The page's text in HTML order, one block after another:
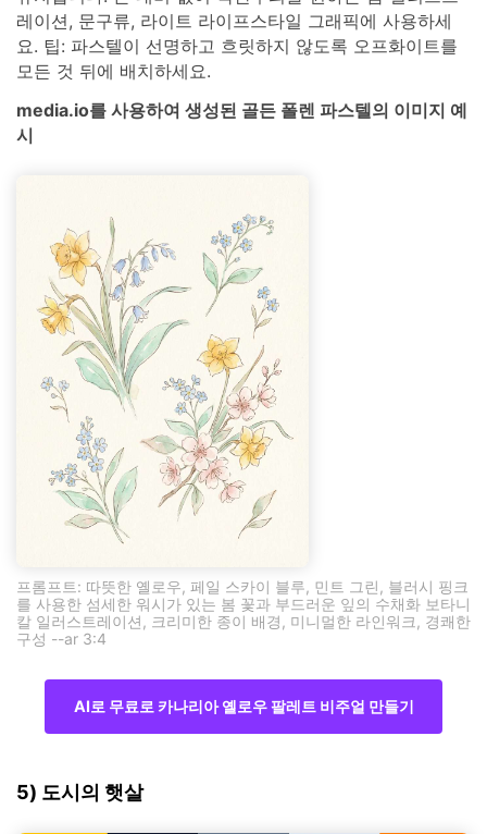
레이션, 문구류, 라이트 라이프스타일 그래픽에 사용하세
요. 팁: 파스텔이 선명하고 흐릿하지 않도록 오프화이트를
모든 것 뒤에 배치하세요.
media.io를 사용하여 생성된 골든 폴렌 파스텔의 이미지 예
시
프롬프트: 따뜻한 옐로우, 페일 스카이 블루, 민트 그린, 블러시 핑크
를 사용한 섬세한 워시가 있는 봄 꽃과 부드러운 잎의 수채화 보타니
칼 일러스트레이션, 크리미한 종이 배경, 미니멀한 라인워크, 경쾌한
구성 --ar 3:4
AI로 무료로 카나리아 옐로우 팔레트 비주얼 만들기
5) 도시의 햇살